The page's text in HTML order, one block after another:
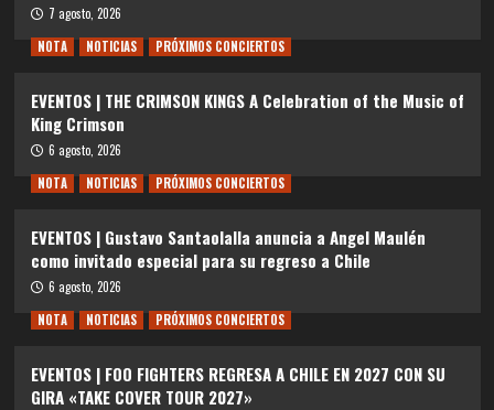
7 agosto, 2026
NOTA
NOTICIAS PRÓXIMOS CONCIERTOS
EVENTOS | THE CRIMSON KINGS A Celebration of the Music of
King Crimson
6 agosto, 2026
NOTA
NOTICIAS PRÓXIMOS CONCIERTOS
EVENTOS | Gustavo Santaolalla anuncia a Angel Maulén
como invitado especial para su regreso a Chile
6 agosto, 2026
NOTA
NOTICIAS PRÓXIMOS CONCIERTOS
EVENTOS | FOO FIGHTERS REGRESA A CHILE EN 2027 CON SU
GIRA «TAKE COVER TOUR 2027»